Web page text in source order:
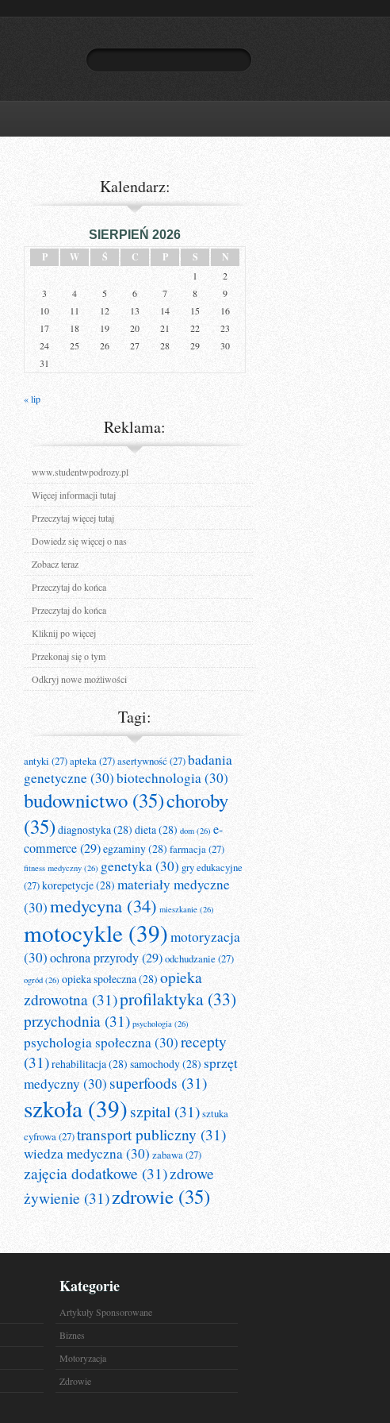
Kalendarz:
SIERPIEŃ 2026
P
W Ś C P S N
1
2
3
4 5 6 7 8
9
10
11 12 13 14 15
16
17
18 19 20 21 22
23
24
25 26 27 28 29
30
31
« lip
Reklama:
www.studentwpodrozy.pl
Więcej informacji tutaj
Przeczytaj więcej tutaj
Dowiedz się więcej o nas
Zobacz teraz
Przeczytaj do końca
Przeczytaj do końca
Kliknij po więcej
Przekonaj się o tym
Odkryj nowe możliwości
Tagi:
antyki(27)apteka(27)asertywność(27)badania
genetyczne(30)biotechnologia(30)
budownictwo (35)choroby
(35) diagnostyka(28) dieta(28) dom (26) e-
commerce(29)egzaminy(28) farmacja(27)
fitness medyczny (26) genetyka(30) gry edukacyjne
(27)korepetycje(28) materiały medyczne
(30)medycyna (34) mieszkanie (26)
motocykle (39)motoryzacja
(30)ochrona przyrody(29)odchudzanie(27)
ogród (26) opieka społeczna(28) opieka
zdrowotna (31)profilaktyka (33)
przychodnia (31) psychologia (26)
psychologia społeczna(30)recepty
(31)rehabilitacja(28) samochody(28) sprzęt
medyczny (30) superfoods (31)
szkoła (39)szpital (31)sztuka
cyfrowa(27)transport publiczny (31)
wiedza medyczna(30) zabawa(27)
zajęcia dodatkowe (31)zdrowe
żywienie (31)zdrowie (35)
Kategorie
Artykuły Sponsorowane
Biznes
Motoryzacja
Zdrowie